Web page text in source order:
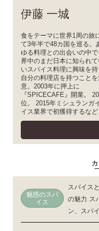
伊藤 一城
食をテーマに世界1周の旅
て3年半で48カ国を巡る。
ゆる料理との出会いの中
界中のまだ日本に知られて
いスパイス料理に興味を持
自分の料理店を持つこと
意。2003年に押上に
『SPICECAFE』開業。
位。 2015年ミシュランガ
イス業界で初獲得するな
魅惑のスパ
イス
スパイス
の魅力 ス
ン、スパ